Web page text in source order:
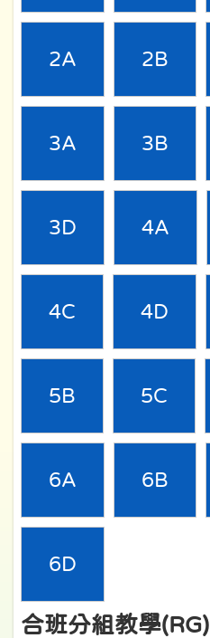
2A 2B
3A 3B
3D 4A
4C 4D
5B 5C
6A 6B
6D
合班分組教學(RG)